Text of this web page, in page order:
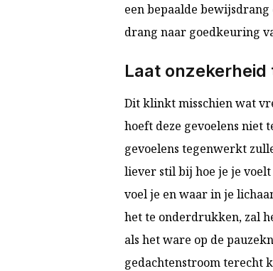
een bepaalde
drang naar goedkeuring
Laat onzekerheid
Dit klinkt misschien wat
hoeft deze gevoelens niet
gevoelens tegenwerkt
liever stil bij hoe je je
voel je en waar in je
het te onderdrukken, zal
als het ware op de
gedachtenstroom terecht